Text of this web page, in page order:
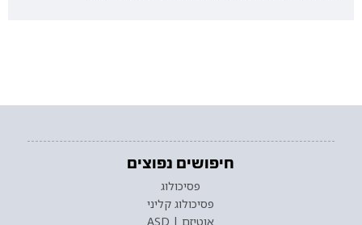
חיפושים נפוצים
פסיכולוג
פסיכולוג קליני
אוטיזם | ASD